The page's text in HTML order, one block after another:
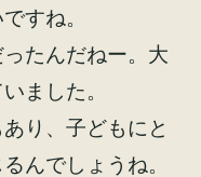
すね。
たんだねー。大
ました。
り、子どもにと
んでしょうね。
の声